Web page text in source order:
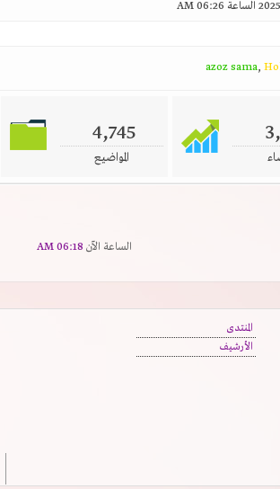
azoz sama,
4,745
المواضيع
الساعة الآن 06:18 AM
المنتدى
الأرشيف